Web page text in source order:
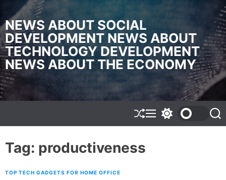
i
p
t
o
c
o
n
n
NEWS ABOUT SOCIAL
DEVELOPMENT NEWS ABOUT
TECHNOLOGY DEVELOPMENT
NEWS ABOUT THE ECONOMY
S
h
f
f
M
e
w
S
e
Tag: productiveness
TOP TECH GADGETS FOR HOME OFFICE